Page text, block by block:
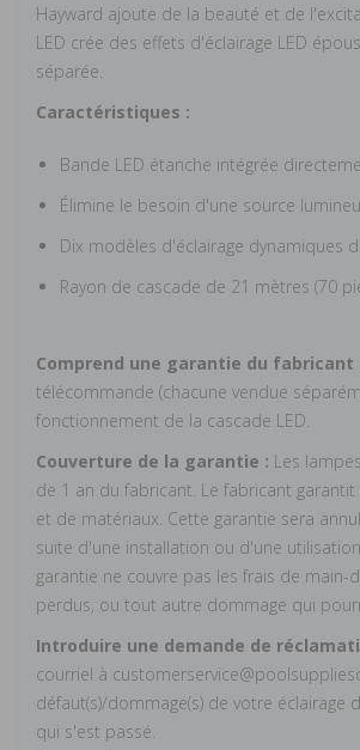
Hayward ajoute de la beauté et de
LED crée des effets d'éclairage LED
séparée.
Caractéristiques :
Bande LED étanche intégrée
Élimine le besoin d'une source
Dix modèles d'éclairage dynamiques
Rayon de cascade de 21 mètres (70
Comprend une garantie du fabricant
télécommande (chacune vendue
fonctionnement de la cascade LED.
Couverture de la garantie : Les
de 1 an du fabricant. Le fabricant
et de matériaux. Cette garantie sera
suite d'une installation ou d'une
garantie ne couvre pas les frais de
perdus, ou tout autre dommage qui
Introduire une demande de
courriel à
défaut(s)/dommage(s) de votre éclairage
qui s'est passé.